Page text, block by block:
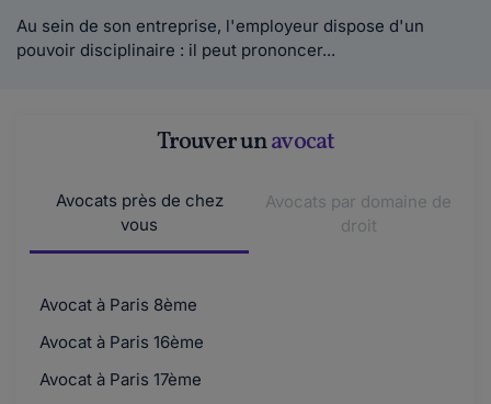
Au sein de son entreprise, l'employeur dispose d'un
pouvoir disciplinaire : il peut prononcer...
Trouver unavocat
Avocats près de chez
vous
Avocats par domaine de
droit
Avocat à Paris 8ème
Avocat à Paris 16ème
Avocat à Paris 17ème